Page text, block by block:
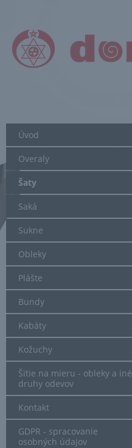
Úvod
Overaly
Šaty
Saká
Sukne
Obleky
Plášte
Bundy
Kabáty
Kožuchy
Šitie na mieru - obleky a iné
druhy odevov
Kontakt
GDPR - spracovanie
osobných údajov